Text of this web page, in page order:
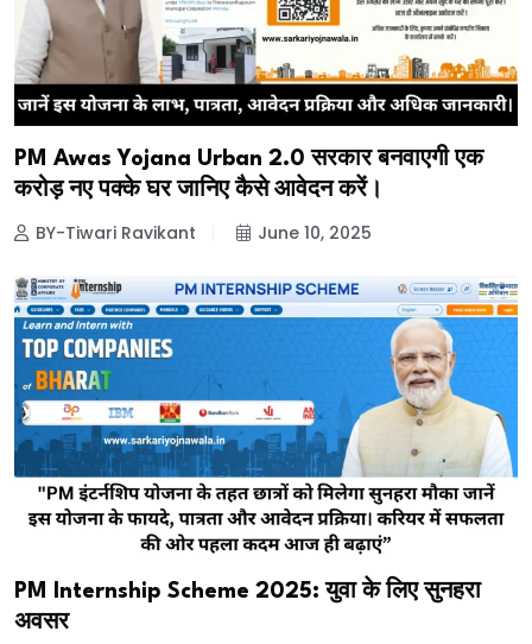
PM Awas Yojana Urban 2.0 सरकार बनवाएगी एक
करोड़ नए पक्के घर जानिए कैसे आवेदन करें।
BY-Tiwari Ravikant June 10, 2025
PM Internship Scheme 2025: युवा के लिए सुनहरा
अवसर